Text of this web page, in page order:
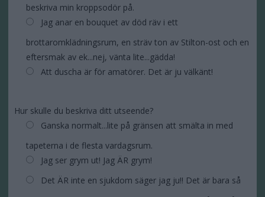
beskriva min kroppsodör på.
Jag anar en bouquet av död räv i ett
brottaromklädningsrum, en sträv ton av Stilton-ost och en
eftersmak av ek...nej, vänta lite...gädda!
Att duscha är för amatörer. Det är ju välkänt!
Hur skulle du beskriva ditt utseende?
Ganska normalt...lite på gränsen att smälta in med
tapeterna i de flesta vardagsrum.
Jag ser grym ut! Jag ÄR grym!
Det ÄR inte en sjukdom säger jag ju!! Det är bara så